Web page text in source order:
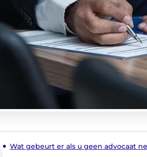
Wat gebeurt er als u geen advocaat